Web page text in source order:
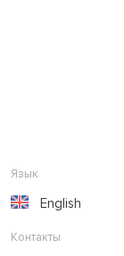
Язык
English
Контакты